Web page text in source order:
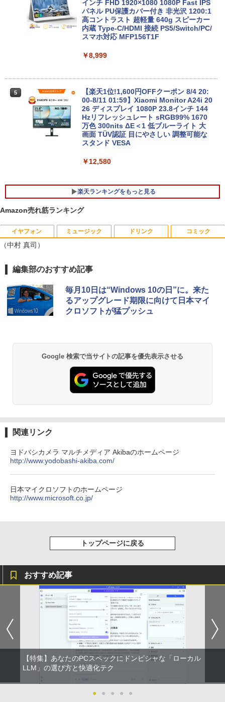
【今だけ】全品ポイント10倍 お買い物マ
ラソン★8/4～8/11★中古パソコン ノー
トPC NEC VersaPro VX-4 PC-VKT16XZ
G4 Core i5 8250U メモリ8GB / 16GB 中
古SSD 2.5インチ128GB / 256GB / 512G
【1年保証】
【1500円OFFクーポン】【テンキー&Wi
-Fi】ノートパソコン 15.6インチ SSD128
GB メモリ8GB Core i3 第8世代 Micros
oft Office付き Windows11 Lenovo Thi
nkpad L580 中古ノートパソコン PC パ
メモリ16GB 中古パソコン レノボ
GB/512GB/1TB/USB 3.1/DP/HDMI/Wi-fi/
2画面出力/Windows11/Windows10/Offi
ce/中古 デスクトップ デスクトップPC
￥37,800
速SSD256GB+HDD500GB DVDマルチ
デスクトップパソコン【中古】【30日保
証】20007027
￥59,800
インチ FHD 1920×1080 1080P Fast IPS
パネル PU保護カバー付き 非光沢 1200:1
高コントラスト 超軽量 640g スピーカー
内蔵 Type-C/HDMI 接続 PS5/Switch/PC/
スマホ対応 MFP156T1F
￥8,999
5
【楽天1位!1,600円OFFクーポン 8/4 20:
00-8/11 01:59】Xiaomi Monitor A24i 20
26 ディスプレイ 1080P 23.8インチ 144
Hzリフレッシュレート sRGB99% 1670
万色 300nits ΔE＜1 低ブルーライト 大
画面 TÜV認証 目にやさしい 調整可能な
スタンド VESA
￥12,580
楽天ランキングをもっと見る
1
宇宙兄弟（46） 【電子書籍】[ 小山宙哉
￥1,131
2
DVD付 学研まんが NEW日本の歴史
4大特典付き全14巻セット [ 大石 学 ]
オレンジページ 2026 10/17号増刊＜グレ
ー＞ [雑誌]
￥23,760
Amazon売れ筋ランキング
イヤフォン
Anker Soundcore P40i オフホワイト
￥7,990
Anker Soundcore Liberty 5 ミッドナイトブ
【2026年アップグレード版】AOKIMI ワイヤ
軽量 ブルートゥースHi-Fi 最大36時間再生 ぶ
セリング 自動ペアリング Type-C充電 マイク
付き 防水 タッチ式音量調整 スポーツ/通勤/通
レスイヤホン Bluetooth 5.4 ノイズキャンセ
￥3,480
ミュージック
BRUCE WAYNE feat. Flo Milli, ATL Jacob
[Explicit]
￥250
￥250
見知らぬ糸
On My Road (Stadium ver.)
￥250
￥250
ドリンク
【Amazon.co.jp限定】 い・ろ・は・す 2L P
ET ラベルレス ×8本
￥1,112
ットル (Smart Basic)
￥1,380
by Amazon 炭酸水 ラベルレス 500ml ×24本
￥1,117
みきった日本の水 2L 8本 ラベルレス [ ケース
] [ 水 ] [ ペットボトル ] [ 箱買い ] [ ストック
コミック
薬屋のひとりごと 17巻 (デジタル版ビッグガ
ンガンコミックス)
￥770
￥832
ONE PIECE モノクロ版 115 (ジャンプコミッ
HUNTER×HUNTER モノクロ版 39 (ジャンプ
￥810
（中村 真司）
編集部のおすすめ記事
毎月10日は“Windows 10の日”に。来た
るアップグレード期限に向けて日本マイ
クロソフトが猛プッシュ
Google 検索で当サイトの記事を優先表示させる
関連リンク
ヨドバシカメラ マルチメディア Akibaのホームページ
http://www.yodobashi-akiba.com/
日本マイクロソフトのホームページ
http://www.microsoft.co.jp/
トップページに戻る
おすすめ記事
【特集】あなたのPCスペックにドンピシャな「ローカル
LLM」の選び方と快適化テク
● ● ● ● ●